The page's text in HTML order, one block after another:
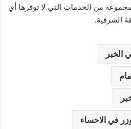
مجموعة من الخدمات التي لا توفرها أي
الشرقية.
الخبر
في الاحساء